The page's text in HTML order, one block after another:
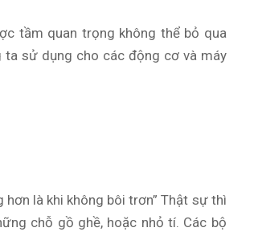
tầm quan trọng không thể bỏ qua
ta sử dụng cho các động cơ và máy
là khi không bôi trơn” Thật sự thì
chỗ gồ ghề, hoặc nhỏ tí. Các bộ